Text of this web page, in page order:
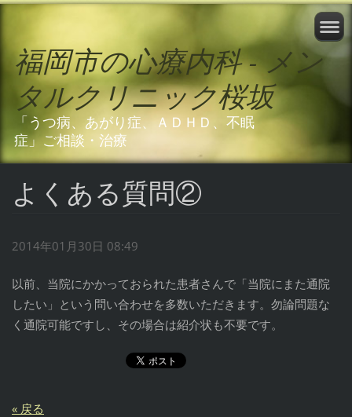
福岡市の心療内科 - メン
タルクリニック桜坂
「うつ病、あがり症、ＡＤＨＤ、不眠
症」ご相談・治療
よくある質問②
2014年01月30日 08:49
以前、当院にかかっておられた患者さんで「当院にまた通院
したい」という問い合わせを多数いただきます。勿論問題な
く通院可能ですし、その場合は紹介状も不要です。
« 戻る